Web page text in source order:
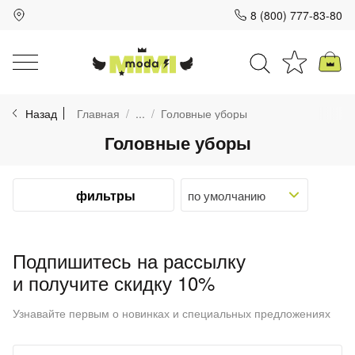
8 (800) 777-83-80
Назад Главная ... Головные уборы
Головные уборы
фильтры
Подпишитесь на рассылку
и получите скидку 10%
Узнавайте первым о новинках и специальных предложениях
Для клиентов всех банков
Разбейте
на части
без переплат
25%